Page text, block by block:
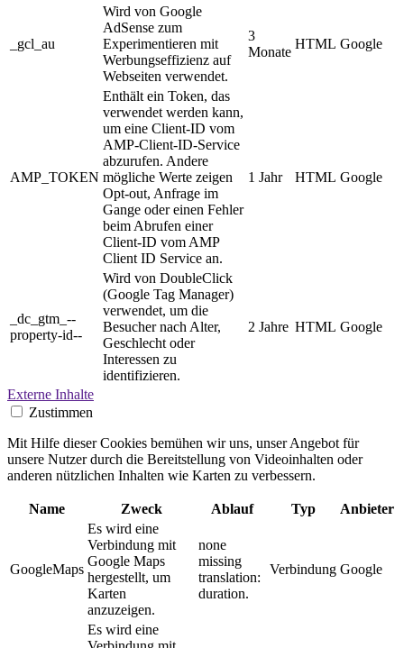
_gcl_au
Wird von Google
AdSense zum
Experimentieren mit
Werbungseffizienz auf
Webseiten verwendet.
3
Monate
HTML Google
AMP_TOKEN
Enthält ein Token, das
verwendet werden kann,
um eine Client-ID vom
AMP-Client-ID-Service
abzurufen. Andere
mögliche Werte zeigen
Opt-out, Anfrage im
Gange oder einen Fehler
beim Abrufen einer
Client-ID vom AMP
Client ID Service an.
1 Jahr HTML Google
_dc_gtm_--
property-id--
Wird von DoubleClick
(Google Tag Manager)
verwendet, um die
Besucher nach Alter,
Geschlecht oder
Interessen zu
identifizieren.
2 Jahre HTML Google
Externe Inhalte
Zustimmen
Mit Hilfe dieser Cookies bemühen wir uns, unser Angebot für
unsere Nutzer durch die Bereitstellung von Videoinhalten oder
anderen nützlichen Inhalten wie Karten zu verbessern.
Name Zweck Ablauf Typ Anbieter
GoogleMaps
Es wird eine
Verbindung mit
Google Maps
hergestellt, um
Karten
anzuzeigen.
none
missing
translation:
duration.
Verbindung Google
Es wird eine